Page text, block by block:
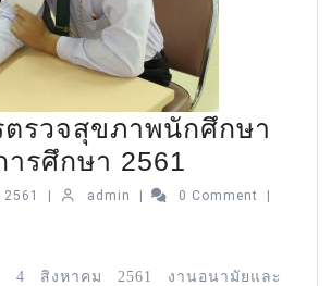
ตรวจสุขภาพนักศึกษา
ารศึกษา 2561
admin 0 Comment
สิงหาคม 2561 งานอนามัยและ